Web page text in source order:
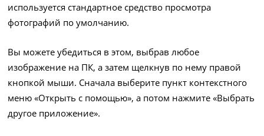
используется стандартное средство просмотра
фотографий по умолчанию.
Вы можете убедиться в этом, выбрав любое
изображение на ПК, а затем щелкнув по нему правой
кнопкой мыши. Сначала выберите пункт контекстного
меню «Открыть с помощью», а потом нажмите «Выбрать
другое приложение».